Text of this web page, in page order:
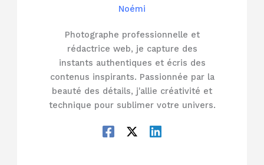
Noémi
Photographe professionnelle et
rédactrice web, je capture des
instants authentiques et écris des
contenus inspirants. Passionnée par la
beauté des détails, j'allie créativité et
technique pour sublimer votre univers.